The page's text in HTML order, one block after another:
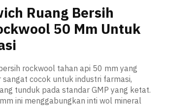
Ruang Bersih
50 Mm Untuk
rockwool tahan api 50 mm yang
cocok untuk industri farmasi,
tunduk pada standar GMP yang ketat.
ini menggabungkan inti wol mineral